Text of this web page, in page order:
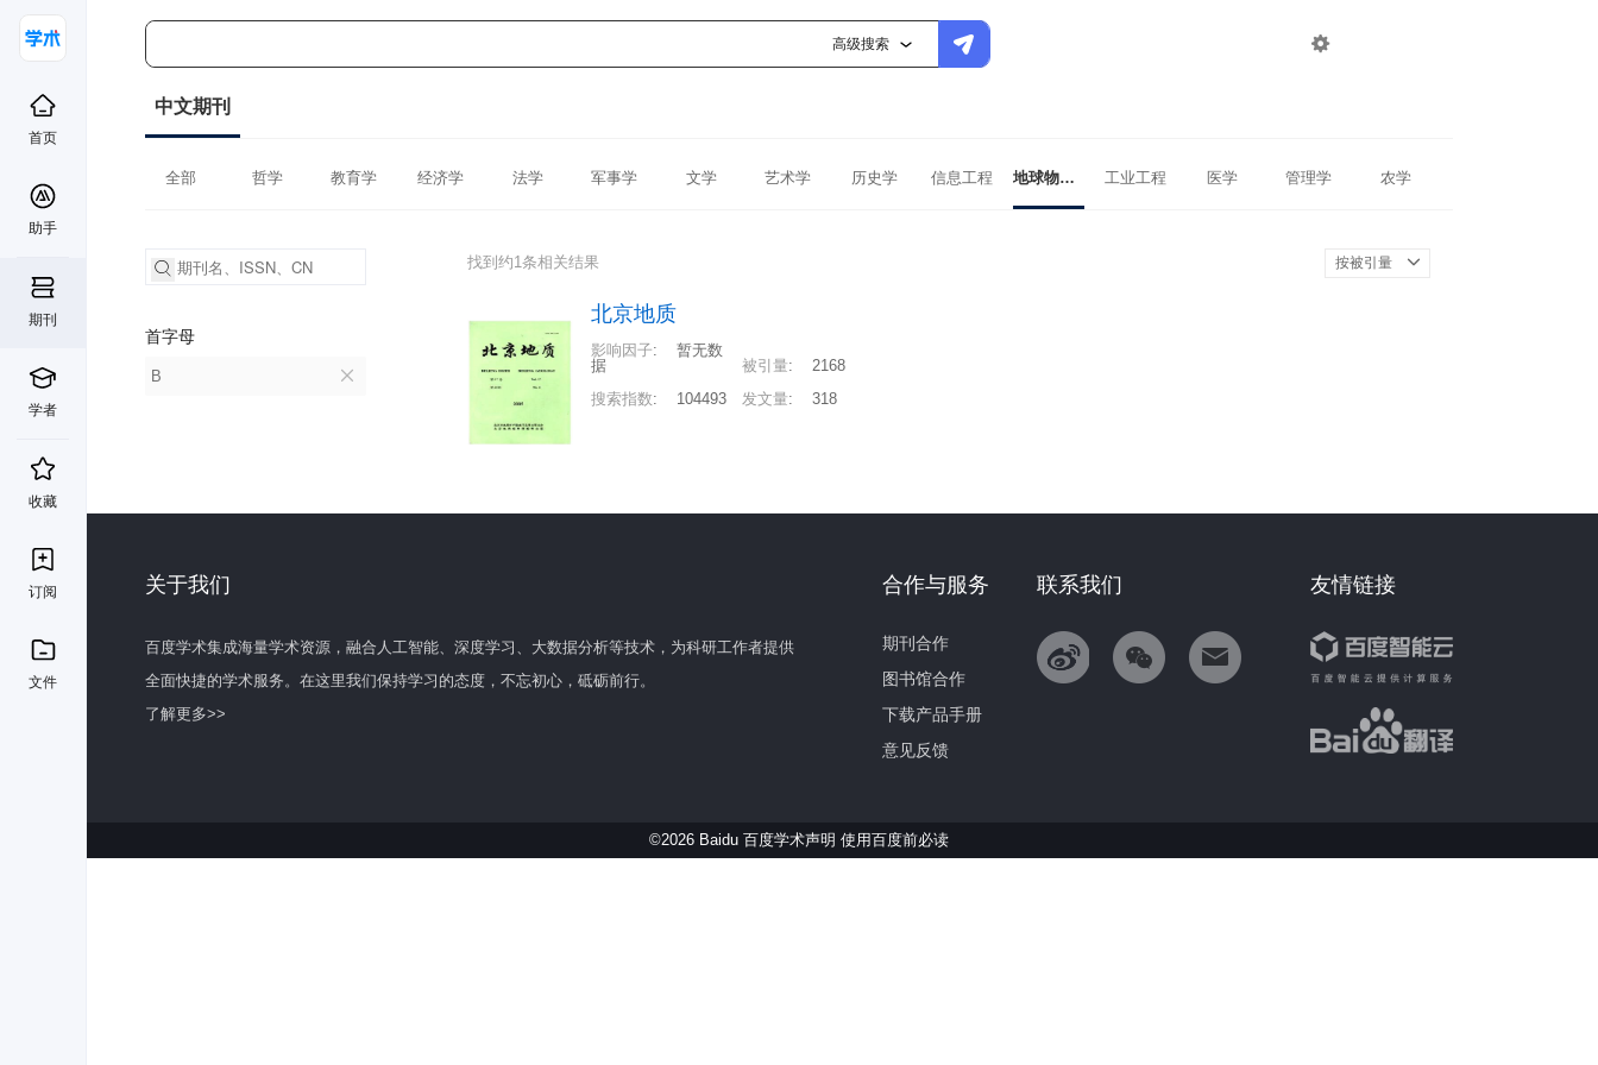
高级搜索 
首页
助手
期刊
学者
收藏
订阅
文件
中文期刊
全部 哲学 教育学 经济学 法学 军事学 文学 艺术学 历史学 信息工程 地球物理学 工业工程 医学 管理学 农学
首字母
B
找到约1条相关结果 按被引量
北京地质
影响因子:
暂无数
据
被引量:
2168
搜索指数: 104493 发文量: 318
关于我们
百度学术集成海量学术资源，融合人工智能、深度学习、大数据分析等技术，为科研工作者提供
全面快捷的学术服务。在这里我们保持学习的态度，不忘初心，砥砺前行。
了解更多>>
友情链接
联系我们
合作与服务
期刊合作
图书馆合作
下载产品手册
意见反馈
©2026 Baidu 百度学术声明 使用百度前必读